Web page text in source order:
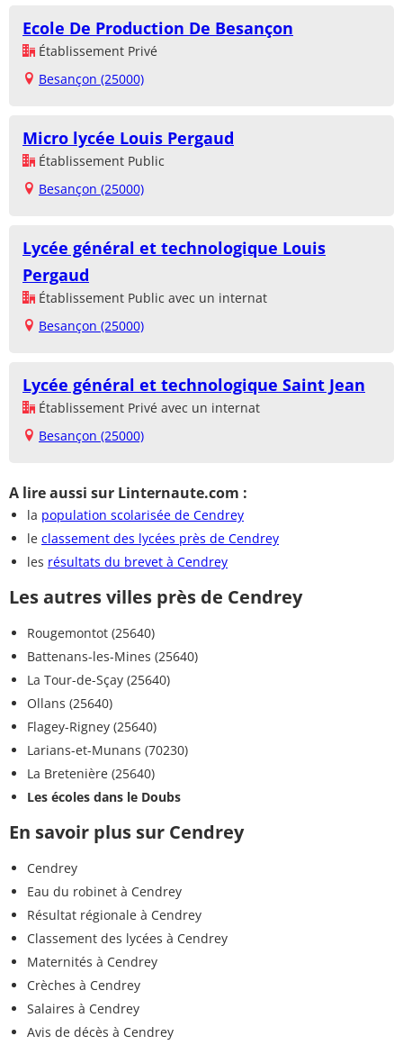
Ecole De Production De Besançon
Établissement Privé
Besançon (25000)
Micro lycée Louis Pergaud
Établissement Public
Besançon (25000)
Lycée général et technologique Louis
Pergaud
Établissement Public avec un internat
Besançon (25000)
Lycée général et technologique Saint Jean
Établissement Privé avec un internat
Besançon (25000)
A lire aussi sur Linternaute.com :
la population scolarisée de Cendrey
le classement des lycées près de Cendrey
les résultats du brevet à Cendrey
Les autres villes près de Cendrey
Rougemontot (25640)
Battenans-les-Mines (25640)
La Tour-de-Sçay (25640)
Ollans (25640)
Flagey-Rigney (25640)
Larians-et-Munans (70230)
La Bretenière (25640)
Les écoles dans le Doubs
En savoir plus sur Cendrey
Cendrey
Eau du robinet à Cendrey
Résultat régionale à Cendrey
Classement des lycées à Cendrey
Maternités à Cendrey
Crèches à Cendrey
Salaires à Cendrey
Avis de décès à Cendrey